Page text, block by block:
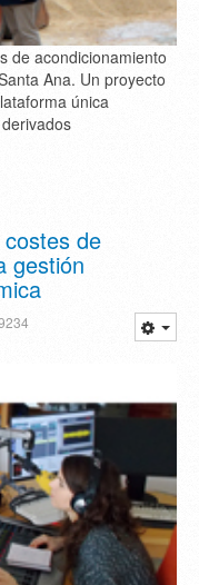
de acondicionamiento
Ana. Un proyecto
única
de
gestión